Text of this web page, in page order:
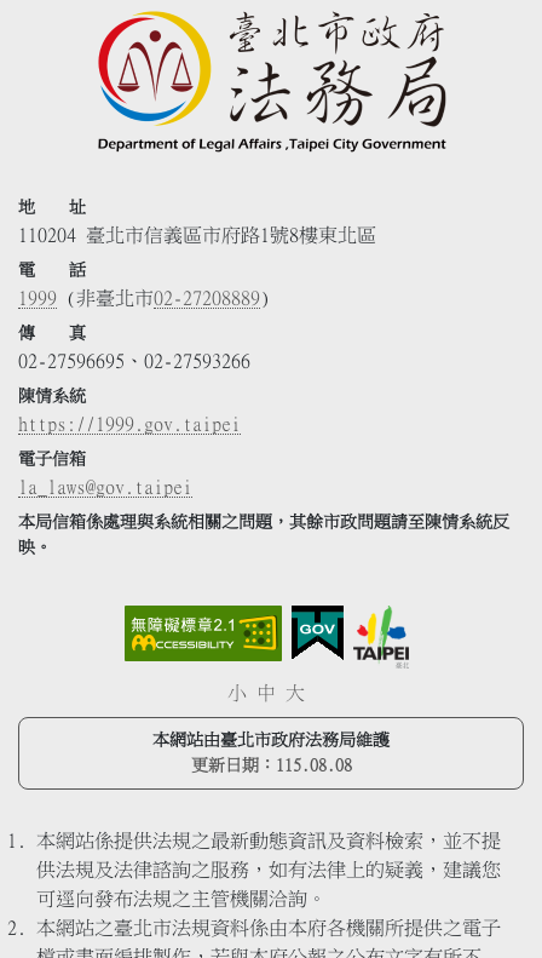
地 址
110204 臺北市信義區市府路1號8樓東北區
電 話
1999 (非臺北市02-27208889)
傳 真
02-27596695、02-27593266
陳情系統
https://1999.gov.taipei
電子信箱
la_laws@gov.taipei
本局信箱係處理與系統相關之問題，其餘市政問題請至陳情系統反
映。
小 中 大
本網站由臺北市政府法務局維護
更新日期： 115.08.08
本網站係提供法規之最新動態資訊及資料檢索，並不提
供法規及法律諮詢之服務，如有法律上的疑義，建議您
可逕向發布法規之主管機關洽詢。
本網站之臺北市法規資料係由本府各機關所提供之電子